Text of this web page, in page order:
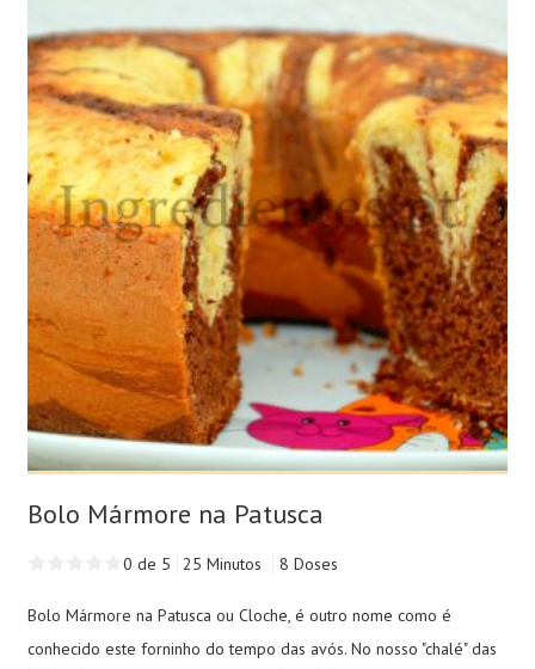
Bolo Mármore na Patusca
0 de 5 25 Minutos 8 Doses
Bolo Mármore na Patusca ou Cloche, é outro nome como é
conhecido este forninho do tempo das avós. No nosso "chalé" das